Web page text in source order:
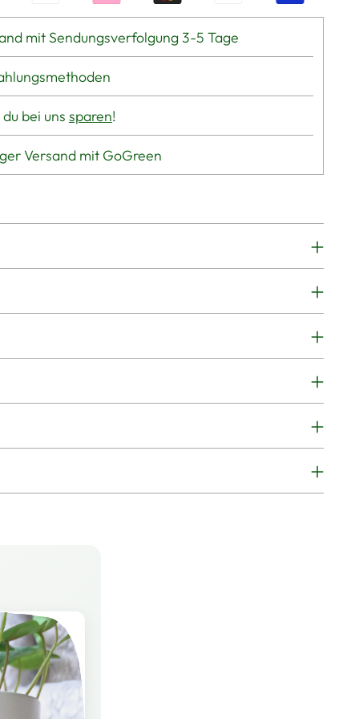
mit Sendungsverfolgung 3-5 Tage
bei uns sparen!
Versand mit GoGreen